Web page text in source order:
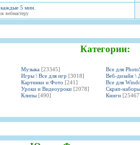
5 мин.
вебмастеру
Категории:
Музыка [23345]
Все для
Игры \ Все для игр [3018]
Веб-дизайн \
Картинки и Фото [241]
Все для
Уроки и Видеоуроки [2078]
Скрап-наборы
Клипы [490] Книги